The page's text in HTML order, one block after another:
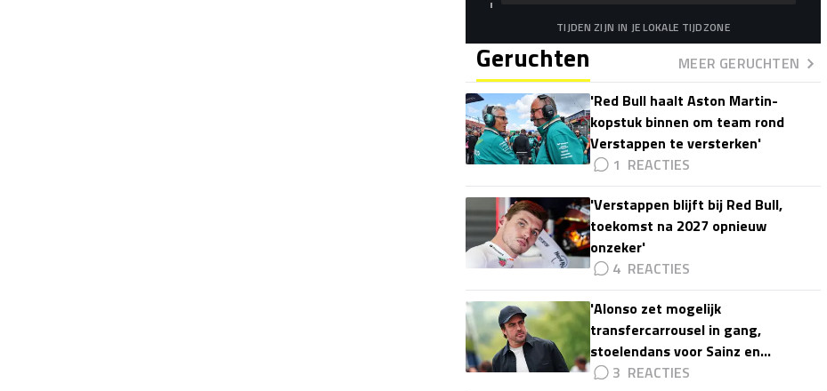
TIJDEN ZIJN IN JE LOKALE TIJDZONE
Geruchten
MEER GERUCHTEN
'Red Bull haalt Aston Martin-
kopstuk binnen om team rond
Verstappen te versterken'
1
'Verstappen blijft bij Red Bull,
toekomst na 2027 opnieuw
onzeker'
4
'Alonso zet mogelijk
transfercarrousel in gang,
stoelendans voor Sainz en
Colapinto'
3